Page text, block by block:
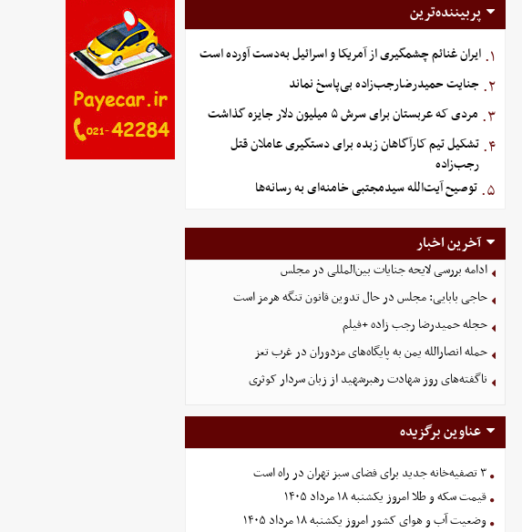
پربیننده‌ترین
۱. ایران غنائم چشمگیری از آمریکا و اسرائیل به‌دست آورده است
۲. جنایت حمیدرضارجب‌زاده بی‌پاسخ نماند
۳. مردی که عربستان برای سرش ۵ میلیون دلار جایزه گذاشت
۴. تشکیل تیم کارآگاهان زبده برای دستگیری عاملان قتل
رجب‌زاده
۵. توصیح آیت‌الله سیدمجتبی خامنه‌ای به رسانه‌ها
آخرین اخبار
ادامه بررسی لایحه جنایات بین‌المللی در مجلس
حاجی بابایی: مجلس در حال تدوین قانون تنگه هرمز است
حجله حمیدرضا رجب زاده +فیلم
حمله انصارالله یمن به پایگاه‌های مزدوران در غرب تعز
ناگفته‌های روز شهادت رهبرشهید از زبان سردار کوثری
عناوین برگزیده
۳ تصفیه‌خانه جدید برای فضای سبز تهران در راه است
قیمت سکه و طلا امروز یکشنبه ۱۸ مرداد ۱۴۰۵
وضعیت آب و هوای کشور امروز یکشنبه ۱۸ مرداد ۱۴۰۵